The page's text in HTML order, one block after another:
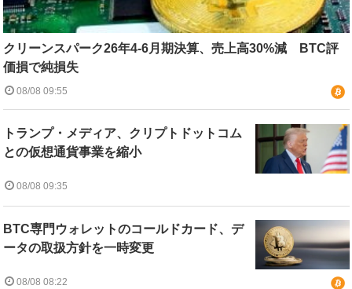
クリーンスパーク26年4-6月期決算、売上高30%減 BTC評
価損で純損失
08/08 09:55
トランプ・メディア、クリプトドットコム
との仮想通貨事業を縮小
08/08 09:35
BTC専門ウォレットのコールドカード、デ
ータの取扱方針を一時変更
08/08 08:22